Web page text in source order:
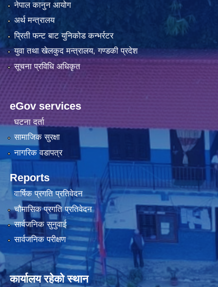
नेपाल कानुन आयोग
अर्थ मन्त्रालय
प्रिती फन्ट बाट युनिकोड कन्भर्रटर
युवा तथा खेलकुद मन्त्रालय, गण्डकी प्रदेश
सूचना प्रविधि अधिकृत
eGov services
घटना दर्ता
सामाजिक सुरक्षा
नागरिक वडापत्र
Reports
वार्षिक प्रगति प्रतिवेदन
चौमासिक प्रगति प्रतिवेदन
सार्वजनिक सुनुवाई
सार्वजनिक परीक्षण
कार्यालय रहेको स्थान